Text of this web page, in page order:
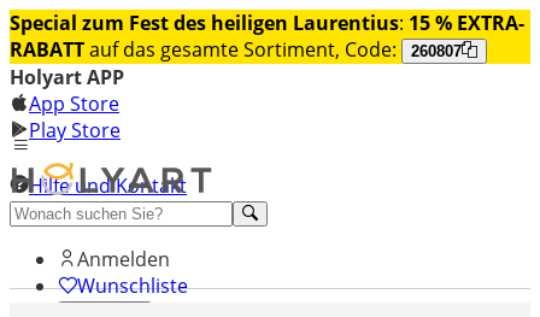
Special zum Fest des heiligen Laurentius: 15 % EXTRA-
RABATTauf das gesamte Sortiment, Code: 260807
Holyart APP
App Store
Play Store
Hilfe und Kontakt
Entdecken Sie Premium
Anmelden
Wunschliste